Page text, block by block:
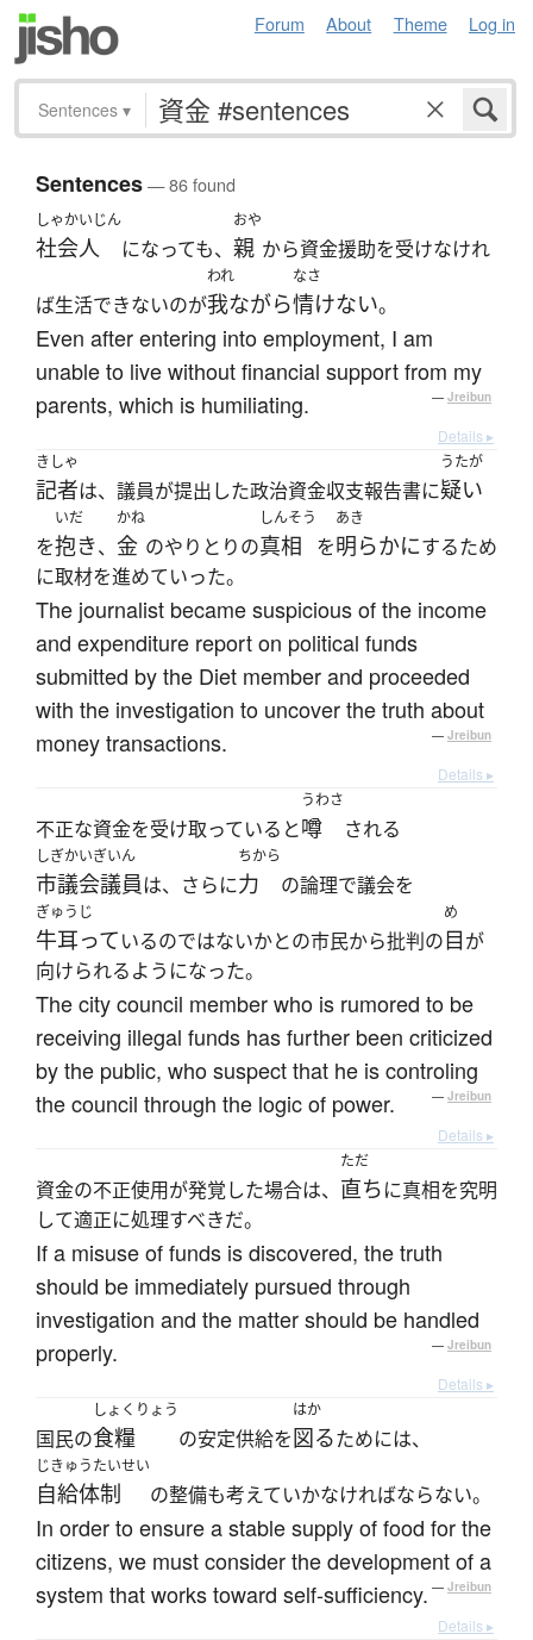
Forum About Theme Log in
Sentences ▾
Sentences— 86 found
しゃかいじん
社会人 になっても、
おや
親 から資金援助を受けなけれ
ば生活できないのが
われ
我ながら
なさ
情けない。
Even after entering into employment, I am
unable to live without financial support from my
parents, which is humiliating.
— Jreibun
Details ▸
きしゃ
記者は、議員が提出した政治資金収支報告書に
うたが
疑い
を
いだ
抱き、
かね
金 のやりとりの
しんそう
真相 を
あき
明らかにするため
に取材を進めていった。
The journalist became suspicious of the income
and expenditure report on political funds
submitted by the Diet member and proceeded
with the investigation to uncover the truth about
money transactions.
— Jreibun
Details ▸
不正な資金を受け取っていると
うわさ
噂 される
しぎかいぎいん
市議会議員は、さらに
ちから
力 の論理で議会を
ぎゅうじ
牛耳っているのではないかとの市民から批判の
め
目が
向けられるようになった。
The city council member who is rumored to be
receiving illegal funds has further been criticized
by the public, who suspect that he is controling
the council through the logic of power.
— Jreibun
Details ▸
資金の不正使用が発覚した場合は、
ただ
直ちに真相を究明
して適正に処理すべきだ。
If a misuse of funds is discovered, the truth
should be immediately pursued through
investigation and the matter should be handled
properly.
— Jreibun
Details ▸
国民の
しょくりょう
食糧 の安定供給を
はか
図るためには、
じきゅうたいせい
自給体制 の整備も考えていかなければならない。
In order to ensure a stable supply of food for the
citizens, we must consider the development of a
system that works toward self-sufficiency. — Jreibun
Details ▸